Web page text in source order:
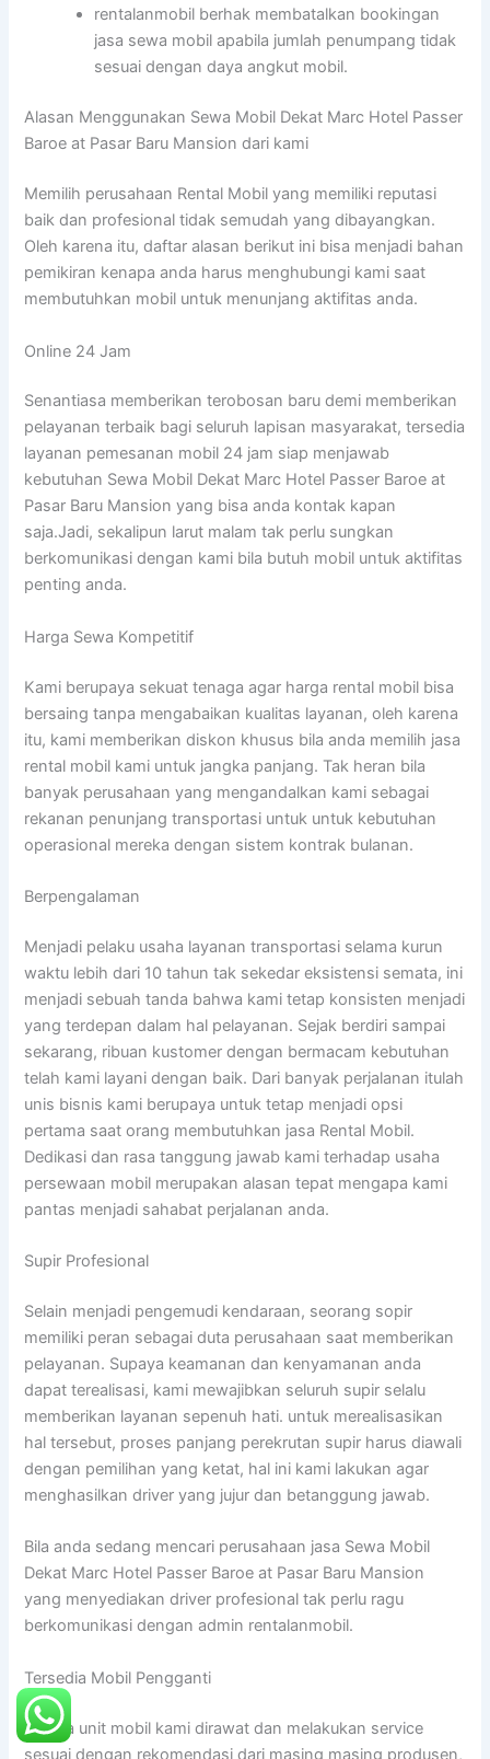
rentalanmobil berhak membatalkan bookingan
jasa sewa mobil apabila jumlah penumpang tidak
sesuai dengan daya angkut mobil.
Alasan Menggunakan Sewa Mobil Dekat Marc Hotel Passer
Baroe at Pasar Baru Mansion dari kami
Memilih perusahaan Rental Mobil yang memiliki reputasi
baik dan profesional tidak semudah yang dibayangkan.
Oleh karena itu, daftar alasan berikut ini bisa menjadi bahan
pemikiran kenapa anda harus menghubungi kami saat
membutuhkan mobil untuk menunjang aktifitas anda.
Online 24 Jam
Senantiasa memberikan terobosan baru demi memberikan
pelayanan terbaik bagi seluruh lapisan masyarakat, tersedia
layanan pemesanan mobil 24 jam siap menjawab
kebutuhan Sewa Mobil Dekat Marc Hotel Passer Baroe at
Pasar Baru Mansion yang bisa anda kontak kapan
saja.Jadi, sekalipun larut malam tak perlu sungkan
berkomunikasi dengan kami bila butuh mobil untuk aktifitas
penting anda.
Harga Sewa Kompetitif
Kami berupaya sekuat tenaga agar harga rental mobil bisa
bersaing tanpa mengabaikan kualitas layanan, oleh karena
itu, kami memberikan diskon khusus bila anda memilih jasa
rental mobil kami untuk jangka panjang. Tak heran bila
banyak perusahaan yang mengandalkan kami sebagai
rekanan penunjang transportasi untuk untuk kebutuhan
operasional mereka dengan sistem kontrak bulanan.
Berpengalaman
Menjadi pelaku usaha layanan transportasi selama kurun
waktu lebih dari 10 tahun tak sekedar eksistensi semata, ini
menjadi sebuah tanda bahwa kami tetap konsisten menjadi
yang terdepan dalam hal pelayanan. Sejak berdiri sampai
sekarang, ribuan kustomer dengan bermacam kebutuhan
telah kami layani dengan baik. Dari banyak perjalanan itulah
unis bisnis kami berupaya untuk tetap menjadi opsi
pertama saat orang membutuhkan jasa Rental Mobil.
Dedikasi dan rasa tanggung jawab kami terhadap usaha
persewaan mobil merupakan alasan tepat mengapa kami
pantas menjadi sahabat perjalanan anda.
Supir Profesional
Selain menjadi pengemudi kendaraan, seorang sopir
memiliki peran sebagai duta perusahaan saat memberikan
pelayanan. Supaya keamanan dan kenyamanan anda
dapat terealisasi, kami mewajibkan seluruh supir selalu
memberikan layanan sepenuh hati. untuk merealisasikan
hal tersebut, proses panjang perekrutan supir harus diawali
dengan pemilihan yang ketat, hal ini kami lakukan agar
menghasilkan driver yang jujur dan betanggung jawab.
Bila anda sedang mencari perusahaan jasa Sewa Mobil
Dekat Marc Hotel Passer Baroe at Pasar Baru Mansion
yang menyediakan driver profesional tak perlu ragu
berkomunikasi dengan admin rentalanmobil.
Tersedia Mobil Pengganti
Semua unit mobil kami dirawat dan melakukan service
sesuai dengan rekomendasi dari masing masing produsen,